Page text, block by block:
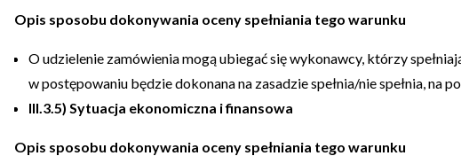
Opis sposobu dokonywania oceny spełniania tego warunku
O udzielenie zamówienia mogą ubiegać się wykonawcy, którzy
w postępowaniu będzie dokonana na zasadzie spełnia/nie spełnia, na
III.3.5) Sytuacja ekonomiczna i finansowa
Opis sposobu dokonywania oceny spełniania tego warunku